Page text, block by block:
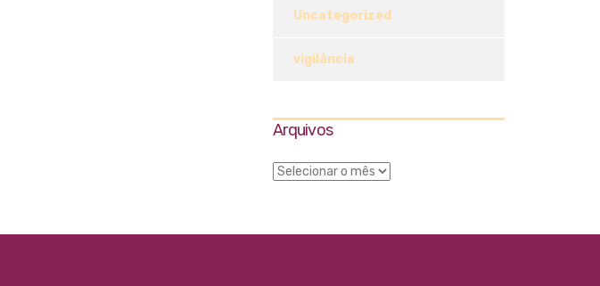
Uncategorized
vigilância
Arquivos